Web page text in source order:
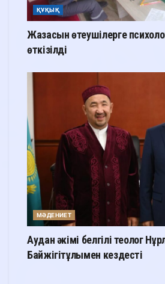
ҚҰҚЫҚ
Жазасын өтеушілерге
өткізілді
МӘДЕНИЕТ
Аудан әкімі белгілі теолог
Байжігітұлымен кездесті